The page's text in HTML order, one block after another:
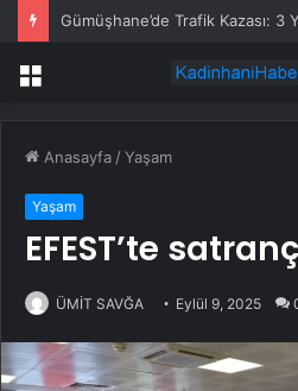
Gümüşhane’de Trafik Kazası: 3
Menü
Anasayfa /Yaşam
Yaşam
EFEST’te
ÜMİT SAVĞA Eylül 9, 2025